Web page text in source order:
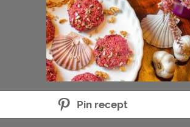
Pin recept